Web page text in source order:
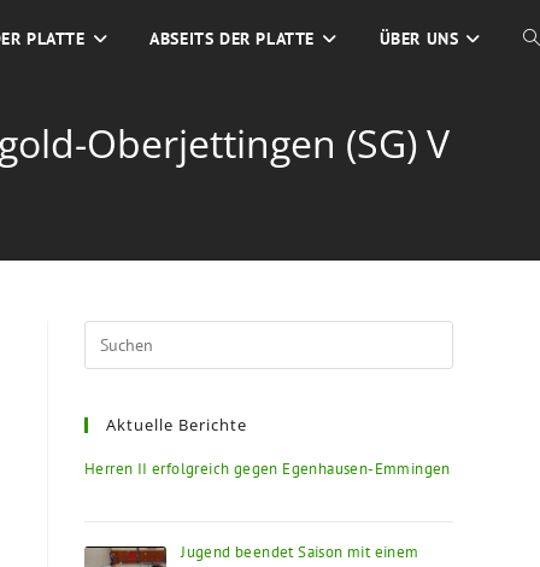
PLATTE ABSEITS DER PLATTE ÜBER UNS
Oberjettingen (SG) V
Escape
Aktuelle Berichte
Herren II erfolgreich gegen Egenhausen-Emmingen
Jugend beendet Saison mit einem